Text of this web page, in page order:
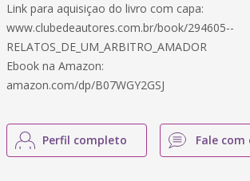
Link para aquisiçao do livro com capa:
www.clubedeautores.com.br/book/294605--
RELATOS_DE_UM_ARBITRO_AMADOR
Ebook na Amazon:
amazon.com/dp/B07WGY2GSJ
Perfil completo Fale